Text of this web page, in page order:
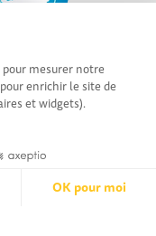
pour mesurer notre
enrichir le site de
et widgets).
OK pour moi
et passionnés de